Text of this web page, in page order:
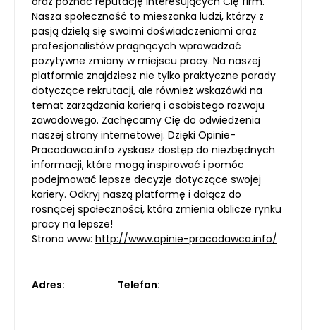
Nasza społeczność to mieszanka ludzi, którzy z
pasją dzielą się swoimi doświadczeniami oraz
profesjonalistów pragnących wprowadzać
pozytywne zmiany w miejscu pracy. Na naszej
platformie znajdziesz nie tylko praktyczne porady
dotyczące rekrutacji, ale również wskazówki na
temat zarządzania karierą i osobistego rozwoju
zawodowego. Zachęcamy Cię do odwiedzenia
naszej strony internetowej. Dzięki Opinie-
Pracodawca.info zyskasz dostęp do niezbędnych
informacji, które mogą inspirować i pomóc
podejmować lepsze decyzje dotyczące swojej
kariery. Odkryj naszą platformę i dołącz do
rosnącej społeczności, która zmienia oblicze rynku
pracy na lepsze!
Strona www: http://www.opinie-pracodawca.info/
Adres: Telefon: